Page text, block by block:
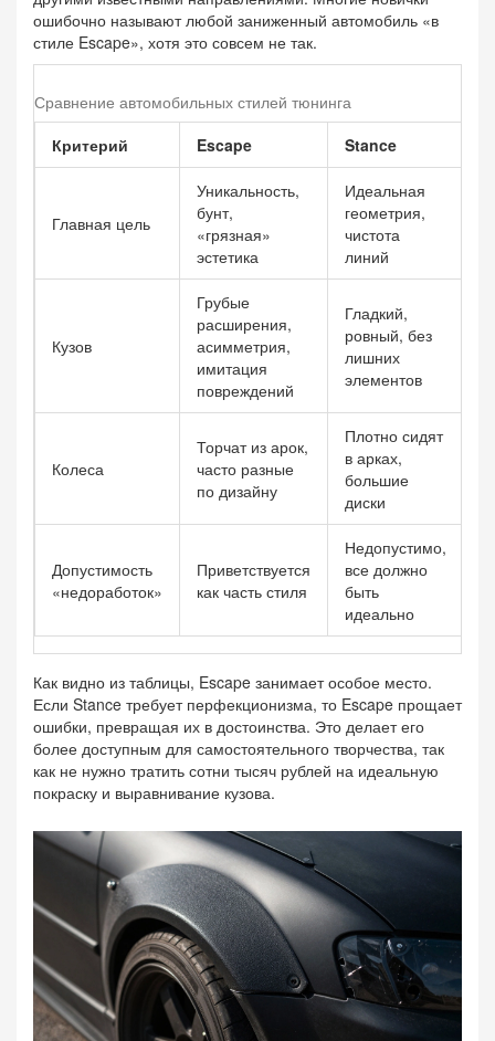
ошибочно называют любой заниженный автомобиль «в
стиле Escape», хотя это совсем не так.
Сравнение автомобильных стилей тюнинга
Критерий
Escape Stance
Главная цель
Уникальность,
бунт,
«грязная»
эстетика
Идеальная
геометрия,
чистота
линий
Кузов
Грубые
расширения,
асимметрия,
имитация
повреждений
Гладкий,
ровный, без
лишних
элементов
Колеса
Торчат из арок,
часто разные
по дизайну
Плотно сидят
в арках,
большие
диски
Допустимость
«недоработок»
Приветствуется
как часть стиля
Недопустимо,
все должно
быть
идеально
Как видно из таблицы, Escape занимает особое место.
Если Stance требует перфекционизма, то Escape прощает
ошибки, превращая их в достоинства. Это делает его
более доступным для самостоятельного творчества, так
как не нужно тратить сотни тысяч рублей на идеальную
покраску и выравнивание кузова.